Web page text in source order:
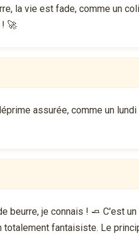
la vie est fade, comme un
🚀
assurée, comme un
beurre, je connais ! 🧈 C'est
totalement fantaisiste. Le